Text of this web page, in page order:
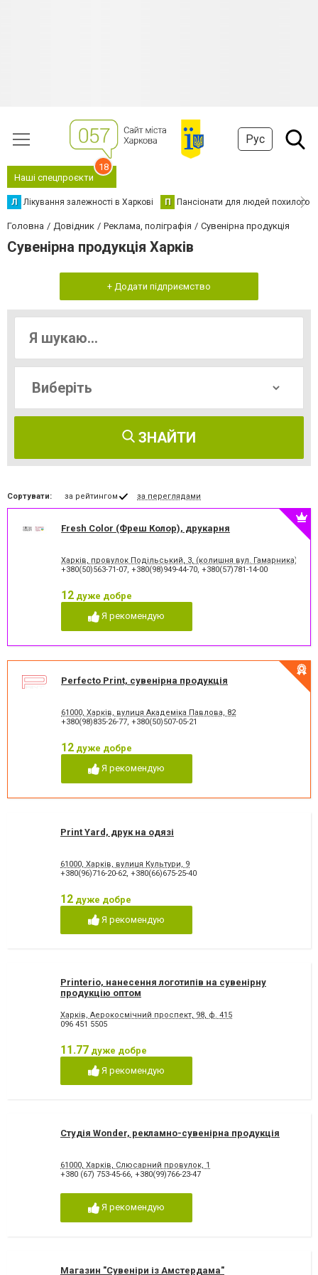
Рус
Наші спецпроєкти
18
Л Лікування залежності в Харкові П Пансіонати для людей похилого
Головна Довідник Реклама, поліграфія Сувенірна продукція
Сувенірна продукція Харків
+ Додати підприємство
ЗНАЙТИ
Сортувати: за рейтингом за переглядами
Fresh Color (Фреш Колор), друкарня
Харків, провулок Подільський, 3, (колишня вул. Гамарника)
+380(50)563-71-07, +380(98)949-44-70, +380(57)781-14-00
12 дуже добре
Я рекомендую
Perfecto Print, сувенірна продукція
61000, Харків, вулиця Академіка Павлова, 82
+380(98)835-26-77, +380(50)507-05-21
12 дуже добре
Я рекомендую
Print Yard, друк на одязі
61000, Харків, вулиця Культури, 9
+380(96)716-20-62, +380(66)675-25-40
12 дуже добре
Я рекомендую
Printerio, нанесення логотипів на сувенірну
продукцію оптом
Харків, Аерокосмічний проспект, 98, ф. 415
096 451 5505
11.77 дуже добре
Я рекомендую
Студія Wonder, рекламно-сувенірна продукція
61000, Харків, Слюсарний провулок, 1
+380 (67) 753-45-66, +380(99)766-23-47
Я рекомендую
Магазин "Сувеніри із Амстердама"